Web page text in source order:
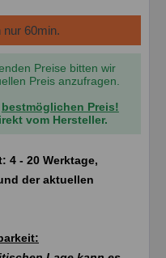
Preise bitten wir
Preis anzufragen.
bestmöglichen Preis!
vom Hersteller.
4 - 20 Werktage,
der aktuellen